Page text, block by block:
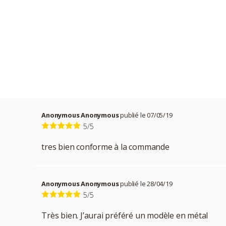
Anonymous Anonymouspublié le 07/05/19
5/5
tres bien conforme à la commande
Anonymous Anonymouspublié le 28/04/19
5/5
Très bien. J’aurai préféré un modèle en métal